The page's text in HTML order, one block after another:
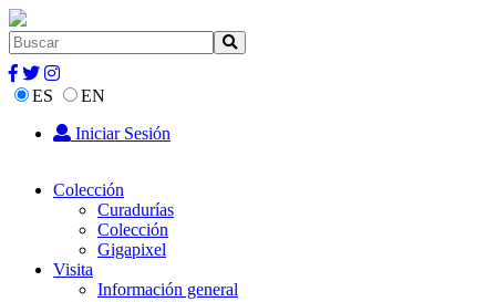
ES
EN
Iniciar Sesión
Colección
Curadurías
Colección
Gigapixel
Visita
Información general